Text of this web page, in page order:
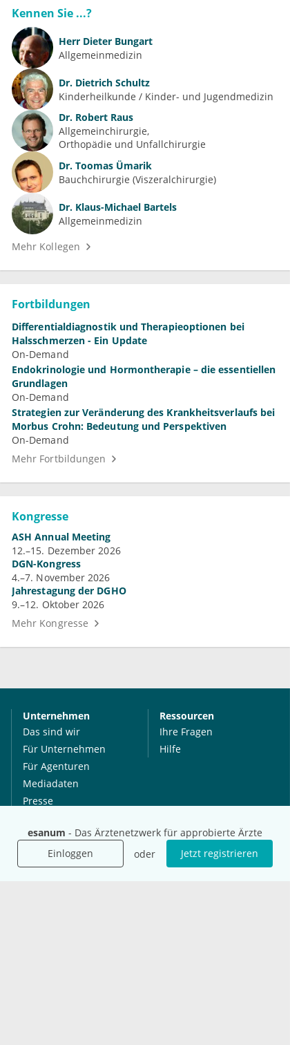
esanum - Das Ärztenetzwerk für approbierte Ärzte
Einloggen
oder Jetzt registrieren
Kennen Sie ...?
Herr Dieter Bungart
Allgemeinmedizin
Dr. Dietrich Schultz
Kinderheilkunde / Kinder- und Jugendmedizin
Dr. Robert Raus
Allgemeinchirurgie
Orthopädie und Unfallchirurgie
Dr. Toomas Ümarik
Bauchchirurgie (Viszeralchirurgie)
Dr. Klaus-Michael Bartels
Allgemeinmedizin
Mehr Kollegen
Fortbildungen
Differentialdiagnostik und Therapieoptionen bei
Halsschmerzen - Ein Update
On-Demand
Endokrinologie und Hormontherapie – die essentiellen
Grundlagen
On-Demand
Strategien zur Veränderung des Krankheitsverlaufs bei
Morbus Crohn: Bedeutung und Perspektiven
On-Demand
Mehr Fortbildungen
Kongresse
ASH Annual Meeting
12.–15. Dezember 2026
DGN-Kongress
4.–7. November 2026
Jahrestagung der DGHO
9.–12. Oktober 2026
Mehr Kongresse
Unternehmen
Das sind wir
Für Unternehmen
Für Agenturen
Mediadaten
Presse
Jobs
Ressourcen
Ihre Fragen
Hilfe